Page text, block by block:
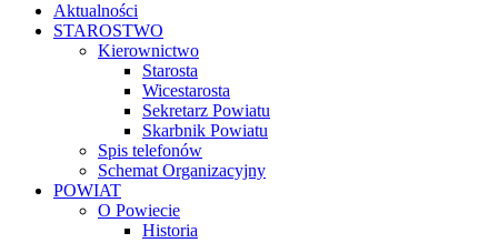
Aktualności
STAROSTWO
Kierownictwo
Starosta
Wicestarosta
Sekretarz Powiatu
Skarbnik Powiatu
Spis telefonów
Schemat Organizacyjny
POWIAT
O Powiecie
Historia